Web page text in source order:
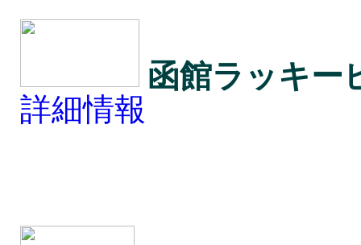
函館ラッキー
詳細情報